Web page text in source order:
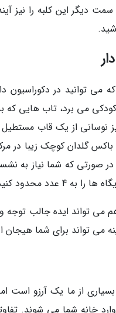
سمت دیگر این کلبه را
می توانید در دکوراسیون
می برد، تاب هایی
نوسانی از یک قاب
طول دارد و در صورتی که شما
محدود کنید.
می تواند ایده جالب
می تواند برای شما هیجان
از ما یک آرزو است
خانه شما می شوند.